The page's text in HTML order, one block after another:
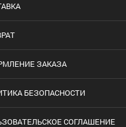
ЗАКАЗА
БЕЗОПАСНОСТИ
СОГЛАШЕНИЕ